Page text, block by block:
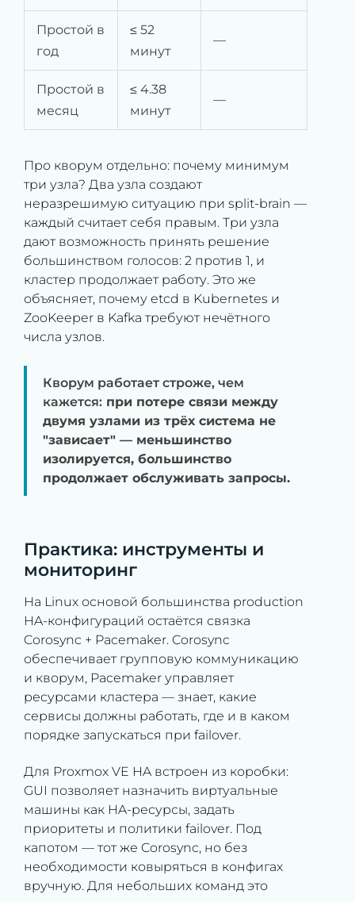
Простой в
год
≤ 52
минут
—
Простой в
месяц
≤ 4.38
минут
—
Про кворум отдельно: почему минимум
три узла? Два узла создают
неразрешимую ситуацию при split-brain —
каждый считает себя правым. Три узла
дают возможность принять решение
большинством голосов: 2 против 1, и
кластер продолжает работу. Это же
объясняет, почему etcd в Kubernetes и
ZooKeeper в Kafka требуют нечётного
числа узлов.
Кворум работает строже, чем
кажется: при потере связи между
двумя узлами из трёх система не
"зависает" — меньшинство
изолируется, большинство
продолжает обслуживать запросы.
Практика: инструменты и
мониторинг
На Linux основой большинства production
HA-конфигураций остаётся связка
Corosync + Pacemaker. Corosync
обеспечивает групповую коммуникацию
и кворум, Pacemaker управляет
ресурсами кластера — знает, какие
сервисы должны работать, где и в каком
порядке запускаться при failover.
Для Proxmox VE HA встроен из коробки:
GUI позволяет назначить виртуальные
машины как HA-ресурсы, задать
приоритеты и политики failover. Под
капотом — тот же Corosync, но без
необходимости ковыряться в конфигах
вручную. Для небольших команд это